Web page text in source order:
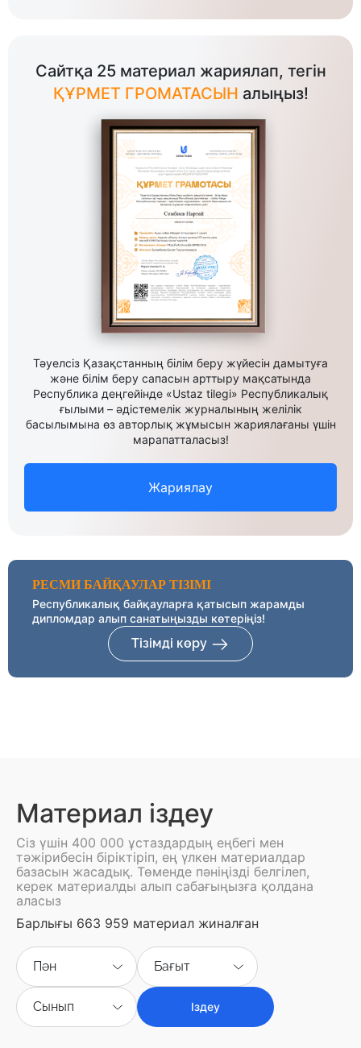
Сайтқа 25 материал жариялап, тегін
ҚҰРМЕТ ГРОМАТАСЫН алыңыз!
Тәуелсіз Қазақстанның білім беру жүйесін дамытуға
және білім беру сапасын арттыру мақсатында
Республика деңгейінде «Ustaz tilegi» Республикалық
ғылыми – әдістемелік журналының желілік
басылымына өз авторлық жұмысын жариялағаны үшін
марапатталасыз!
Жариялау
РЕСМИ БАЙҚАУЛАР ТІЗІМІ
Республикалық байқауларға қатысып жарамды
дипломдар алып санатыңызды көтеріңіз!
Тізімді көру
Материал іздеу
Сіз үшін 400 000 ұстаздардың еңбегі мен
тәжірибесін біріктіріп, ең үлкен материалдар
базасын жасадық. Төменде пәніңізді белгілеп,
керек материалды алып сабағыңызға қолдана
аласыз
Барлығы 663 959 материал жиналған
Пән Бағыт
Сынып Іздеу